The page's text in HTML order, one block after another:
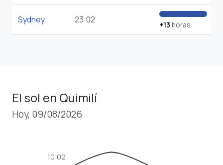
Sydney 23:02 +13 horas
El sol en Quimilí
Hoy, 09/08/2026
10:02